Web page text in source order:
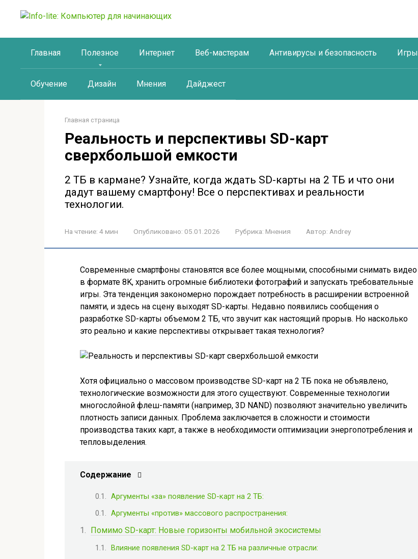
Главная Полезное Интернет Веб-мастерам Антивирусы и безопасность Игры
Обучение Дизайн Мнения Дайджест
Главная страница
Реальность и перспективы SD-карт
сверхбольшой емкости
2 ТБ в кармане? Узнайте, когда ждать SD-карты на 2 ТБ и что они
дадут вашему смартфону! Все о перспективах и реальности
технологии.
На чтение: 4 мин Опубликовано: 05.01.2026 Рубрика: Мнения Автор: Andrey
Современные смартфоны становятся все более мощными, способными снимать видео
в формате 8K, хранить огромные библиотеки фотографий и запускать требовательные
игры. Эта тенденция закономерно порождает потребность в расширении встроенной
памяти, и здесь на сцену выходят SD-карты. Недавно появились сообщения о
разработке SD-карты объемом 2 ТБ, что звучит как настоящий прорыв. Но насколько
это реально и какие перспективы открывает такая технология?
Хотя официально о массовом производстве SD-карт на 2 ТБ пока не объявлено,
технологические возможности для этого существуют. Современные технологии
многослойной флеш-памяти (например, 3D NAND) позволяют значительно увеличить
плотность записи данных. Проблема заключается в сложности и стоимости
производства таких карт, а также в необходимости оптимизации энергопотребления и
тепловыделения.
Содержание
Аргументы «за» появление SD-карт на 2 ТБ:
Аргументы «против» массового распространения:
Помимо SD-карт: Новые горизонты мобильной экосистемы
Влияние появления SD-карт на 2 ТБ на различные отрасли: